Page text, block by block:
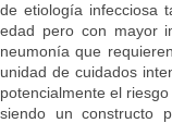
de etiología infecciosa
edad pero con mayor
neumonía que
unidad de cuidados
potencialmente el
siendo un constructo